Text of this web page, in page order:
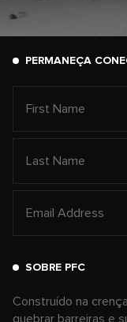
PERMANEÇA
SOBRE PFC
Construído na
quebrar barreiras e